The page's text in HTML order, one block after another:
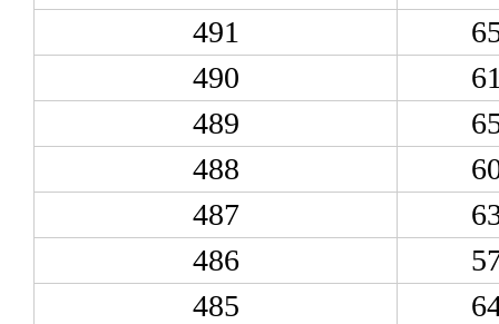
491
490
489
488
487
486
485